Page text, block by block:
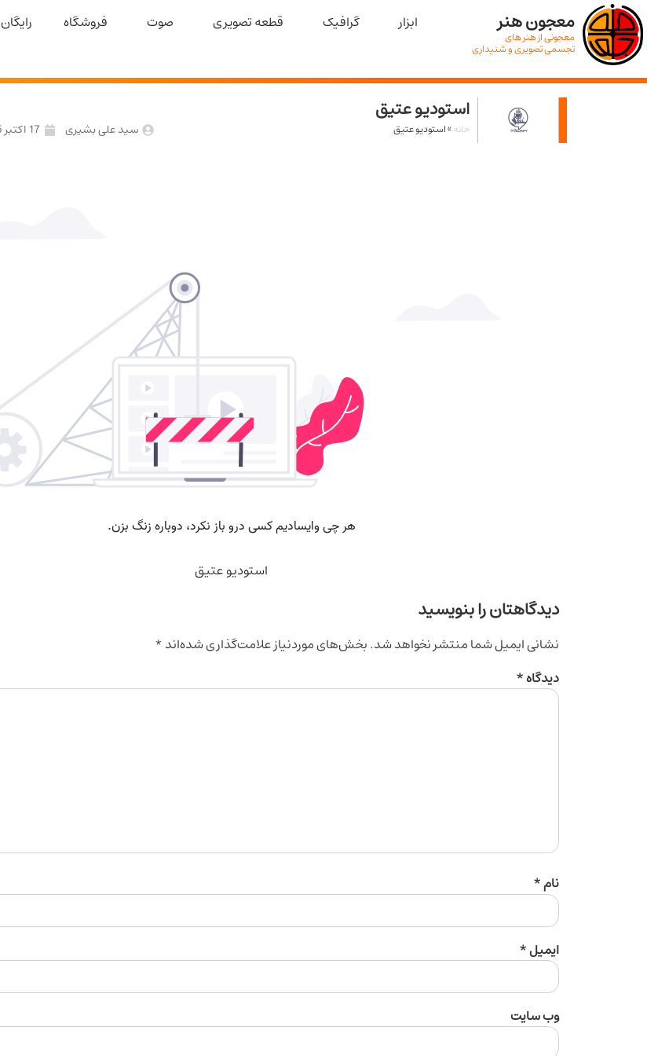
معجون هنر
معجونی از هنر های
تجسمی تصویری و شنیداری
ابزار گرافیک قطعه تصویری صوت فروشگاه رایگان
استودیو عتیق
خانه»استودیو عتیق سید علی بشیری 17 اکتبر 2025
استودیو عتیق
دیدگاهتان را بنویسید
نشانی ایمیل شما منتشر نخواهد شد.بخش‌های موردنیاز علامت‌گذاری شده‌اند*
دیدگاه*
نام*
ایمیل*
وب‌ سایت